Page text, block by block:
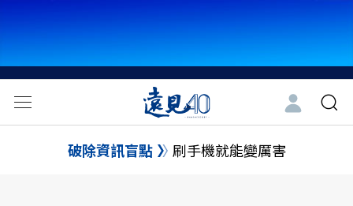
破除資訊盲點 刷手機就能變厲害